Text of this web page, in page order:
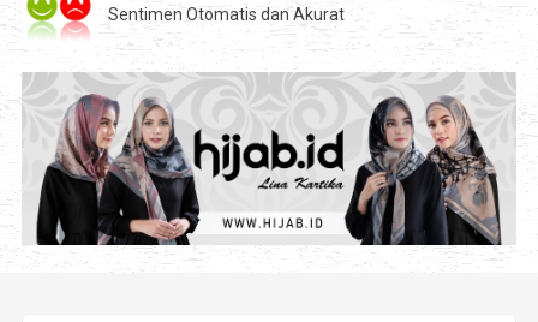
Sentimen Otomatis dan Akurat